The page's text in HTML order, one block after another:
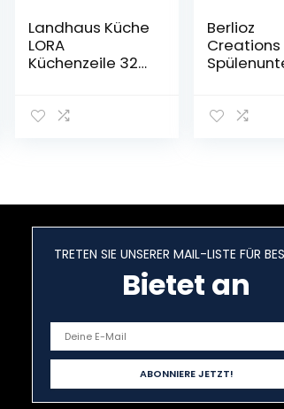
Landhaus Küche
LORA
Küchenzeile 320
weiß, beige
Berlioz
Creations
Hochglanz,
TRETEN SIE UNSERER MAIL-LISTE FÜR
Bietet an